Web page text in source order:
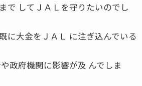
で してＪＡＬを守りたいのでし
に大金をＪＡＬ に注ぎ込んでいる
政府機関に影響が及 んでしま